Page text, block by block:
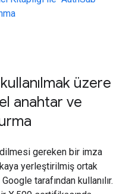
üzere
anahtar ve
gereken bir imza
yerleştirilmiş ortak
tarafından kullanılır.